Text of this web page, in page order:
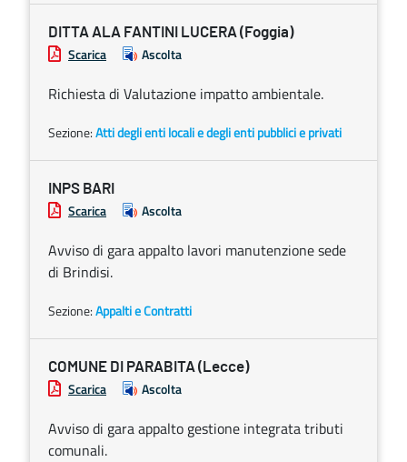
DITTA ALA FANTINI LUCERA (Foggia)
Scarica Ascolta
Richiesta di Valutazione impatto ambientale.
Sezione:Atti degli enti locali e degli enti pubblici e privati
INPS BARI
Scarica Ascolta
Avviso di gara appalto lavori manutenzione sede
di Brindisi.
Sezione:Appalti e Contratti
COMUNE DI PARABITA (Lecce)
Scarica Ascolta
Avviso di gara appalto gestione integrata tributi
comunali.